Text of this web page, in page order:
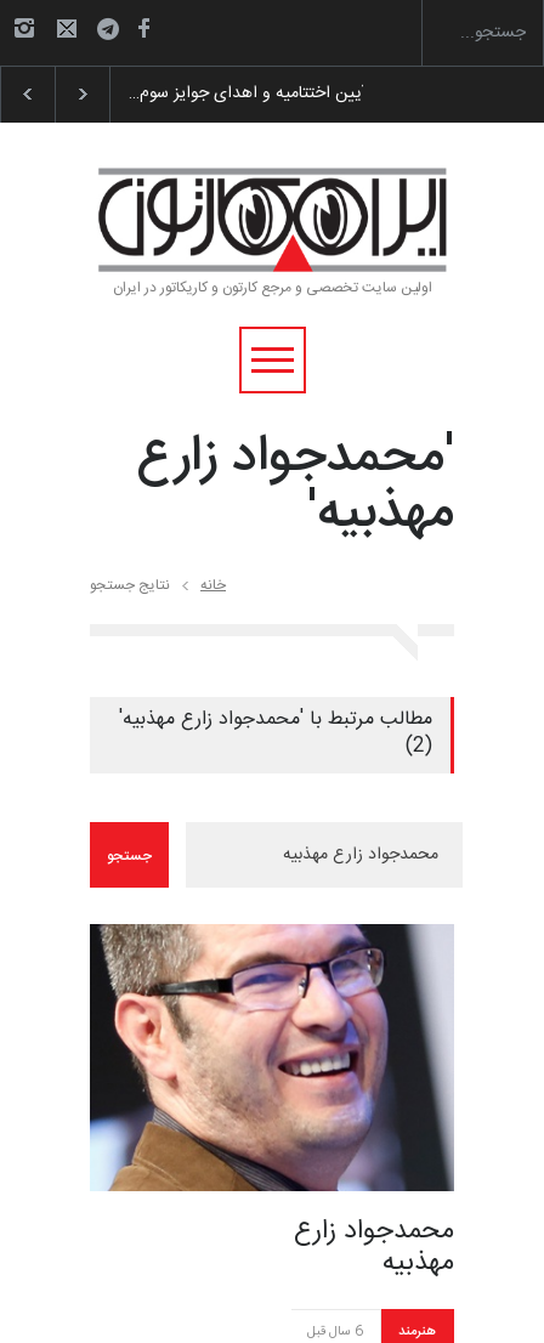
گزارش تصویری آیین اختتامیه و اهدای جوایز سوم…
اولین سایت تخصصی و مرجع کارتون و کاریکاتور در ایران
'محمدجواد زارع
مهذبیه'
خانه نتایج جستجو
مطالب مرتبط با 'محمدجواد زارع مهذبیه'
(2)
محمدجواد زارع
مهذبیه
هنرمند 6 سال قبل